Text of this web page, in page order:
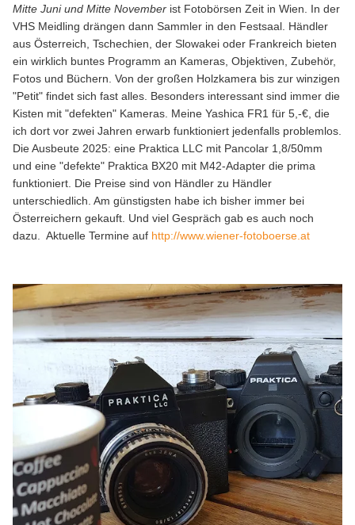
Mitte Juni und Mitte November ist Fotobörsen Zeit in Wien. In der
VHS Meidling drängen dann Sammler in den Festsaal. Händler
aus Österreich, Tschechien, der Slowakei oder Frankreich bieten
ein wirklich buntes Programm an Kameras, Objektiven, Zubehör,
Fotos und Büchern. Von der großen Holzkamera bis zur winzigen
"Petit" findet sich fast alles. Besonders interessant sind immer die
Kisten mit "defekten" Kameras. Meine Yashica FR1 für 5,-€, die
ich dort vor zwei Jahren erwarb funktioniert jedenfalls problemlos.
Die Ausbeute 2025: eine Praktica LLC mit Pancolar 1,8/50mm
und eine "defekte" Praktica BX20 mit M42-Adapter die prima
funktioniert. Die Preise sind von Händler zu Händler
unterschiedlich. Am günstigsten habe ich bisher immer bei
Österreichern gekauft. Und viel Gespräch gab es auch noch
dazu. Aktuelle Termine auf http://www.wiener-fotoboerse.at